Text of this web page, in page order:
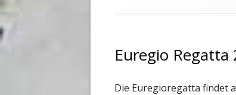
Euregio
Die Euregioregatta findet